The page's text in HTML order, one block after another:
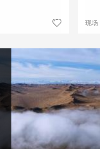
现场
湖
于邯郸武安市口上村北，常年平